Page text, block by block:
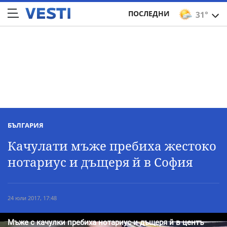
31°
ПОСЛЕДНИ
БЪЛГАРИЯ
Качулати мъже пребиха жестоко
нотариус и дъщеря й в София
24 юли 2017, 17:48